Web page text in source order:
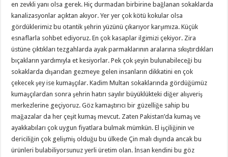
en zevkli yanı olsa gerek. Hiç durmadan birbirine bağlanan sokaklarda
kanalizasyonlar açıktan akıyor. Yer yer çok kötü kokular olsa
gördüklerimiz bu otantik şehrin yüzünü çıkarıyor karşımıza. Küçük
esnaflarla sohbet ediyoruz. En çok kasaplar ilgimizi çekiyor. Zira
üstüne çıktıkları tezgahlarda ayak parmaklarının aralarına sıkıştırdıkları
bıçakların yardımıyla et kesiyorlar. Pek çok şeyin bulunabileceği bu
sokaklarda dışarıdan gezmeye gelen insanların dikkatini en çok
çekecek şey ise kumaşçılar. Kadim Multan sokaklarında gördüğümüz
kumaşçılardan sonra şehrin hatırı sayılır büyüklükteki diğer alışveriş
merkezlerine geçiyoruz. Göz kamaştırıcı bir güzelliğe sahip bu
mağazalar da her çeşit kumaş mevcut. Zaten Pakistan’da kumaş ve
ayakkabıları çok uygun fiyatlara bulmak mümkün. El işçiliğinin ve
dericiliğin çok gelişmiş olduğu bu ülkede Çin malı dışında ancak bu
ürünleri bulabiliyorsunuz yerli üretim olan. İnsan kendini bu göz